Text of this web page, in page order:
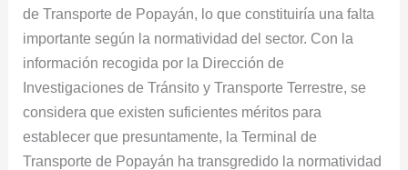
de Transporte de Popayán, lo que constituiría una falta
importante según la normatividad del sector. Con la
información recogida por la Dirección de
Investigaciones de Tránsito y Transporte Terrestre, se
considera que existen suficientes méritos para
establecer que presuntamente, la Terminal de
Transporte de Popayán ha transgredido la normatividad